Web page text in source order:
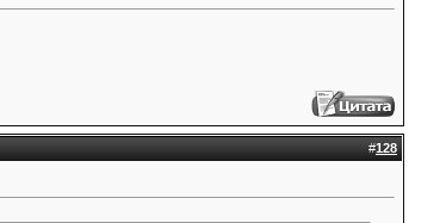
#128